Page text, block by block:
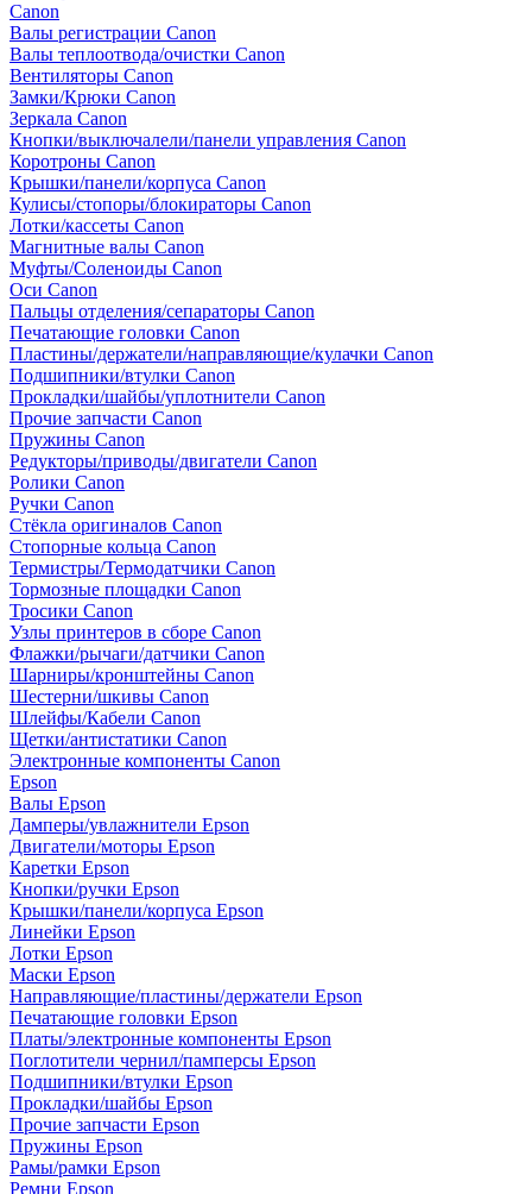
Canon
Валы регистрации Canon
Валы теплоотвода/очистки Canon
Вентиляторы Canon
Замки/Крюки Canon
Зеркала Canon
Кнопки/выключалели/панели управления Canon
Коротроны Canon
Крышки/панели/корпуса Canon
Кулисы/стопоры/блокираторы Canon
Лотки/кассеты Canon
Магнитные валы Canon
Муфты/Соленоиды Canon
Оси Canon
Пальцы отделения/сепараторы Canon
Печатающие головки Canon
Пластины/держатели/направляющие/кулачки Canon
Подшипники/втулки Canon
Прокладки/шайбы/уплотнители Canon
Прочие запчасти Canon
Пружины Canon
Редукторы/приводы/двигатели Canon
Ролики Canon
Ручки Canon
Стёкла оригиналов Canon
Стопорные кольца Canon
Термистры/Термодатчики Canon
Тормозные площадки Canon
Тросики Canon
Узлы принтеров в сборе Canon
Флажки/рычаги/датчики Canon
Шарниры/кронштейны Canon
Шестерни/шкивы Canon
Шлейфы/Кабели Canon
Щетки/антистатики Canon
Электронные компоненты Canon
Epson
Валы Epson
Дамперы/увлажнители Epson
Двигатели/моторы Epson
Каретки Epson
Кнопки/ручки Epson
Крышки/панели/корпуса Epson
Линейки Epson
Лотки Epson
Маски Epson
Направляющие/пластины/держатели Epson
Печатающие головки Epson
Платы/электронные компоненты Epson
Поглотители чернил/памперсы Epson
Подшипники/втулки Epson
Прокладки/шайбы Epson
Прочие запчасти Epson
Пружины Epson
Рамы/рамки Epson
Ремни Epson